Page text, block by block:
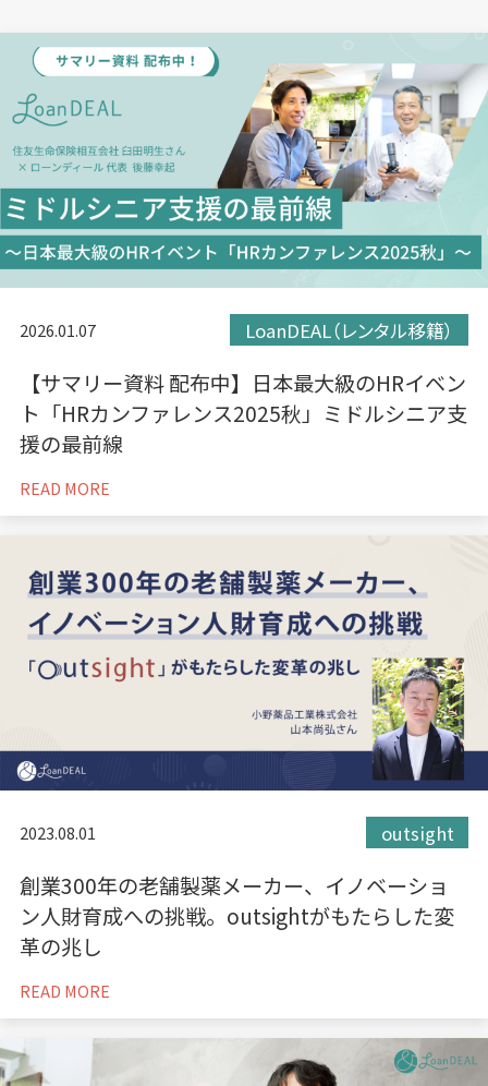
す） す） す）
2026.01.07 LoanDEAL（レンタル移籍）
【サマリー資料 配布中】日本最大級のHRイベン
ト「HRカンファレンス2025秋」ミドルシニア支
援の最前線
READ MORE
2023.08.01 outsight
創業300年の老舗製薬メーカー、イノベーショ
ン人財育成への挑戦。outsightがもたらした変
革の兆し
READ MORE